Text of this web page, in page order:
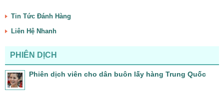
Tin Tức Đánh Hàng
Liên Hệ Nhanh
PHIÊN DỊCH
Phiên dịch viên cho dân buôn lấy hàng Trung Quốc